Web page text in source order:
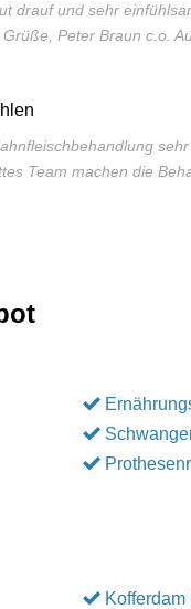
drauf und sehr
Peter Braun c.o.
Team machen die
Kofferdam